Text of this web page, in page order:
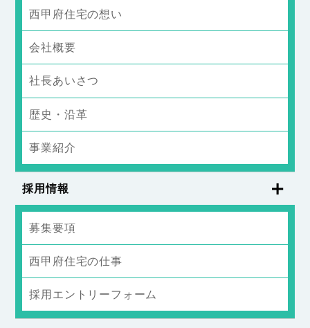
西甲府住宅の想い
会社概要
社長あいさつ
歴史・沿革
事業紹介
採用情報
募集要項
西甲府住宅の仕事
採用エントリーフォーム